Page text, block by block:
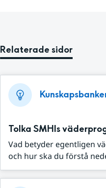
Relaterade sidor
Tolka SMHIs
Vad betyder egentligen
och hur ska du förstå